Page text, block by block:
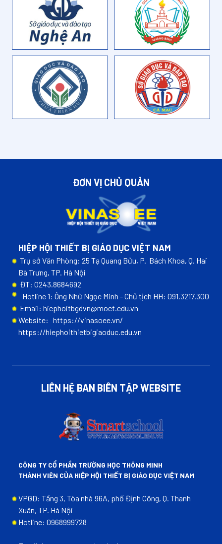
ĐƠN VỊ CHỦ QUẢN
HIỆP HỘI THIẾT BỊ GIÁO DỤC VIỆT NAM
Trụ sở Văn Phòng: 25 Tạ Quang Bửu, P. Bách Khoa, Q. Hai
Bà Trưng, TP. Hà Nội
ĐT: 0243.8684692
Hotline 1: Ông Nhữ Ngọc Minh - Chủ tịch HH: 091.3217.300
Email: hiephoitbgdvn@moet.edu.vn
Website: https://vinasoee.vn/
https://hiephoithietbigiaoduc.edu.vn
LIÊN HỆ BAN BIÊN TẬP WEBSITE
CÔNG TY CỔ PHẦN TRƯỜNG HỌC THÔNG MINH
THÀNH VIÊN CỦA HIỆP HỘI THIẾT BỊ GIÁO DỤC VIỆT NAM
VPGD: Tầng 3, Tòa nhà ̣96A, phố Định Công, Q. Thanh
Xuân, TP. Hà Nội
Hotline: 0968999728